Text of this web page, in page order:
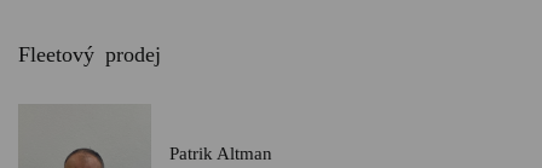
Fleetový prodej
Patrik Altman